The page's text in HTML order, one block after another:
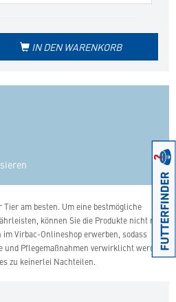
IN DEN WARENKORB
am besten. Um eine bestmögliche
können Sie die Produkte nicht nur
Virbac-Onlineshop erwerben, sodass
und Pflegemaßnahmen verwirklicht werden
zu keinerlei Nachteilen.